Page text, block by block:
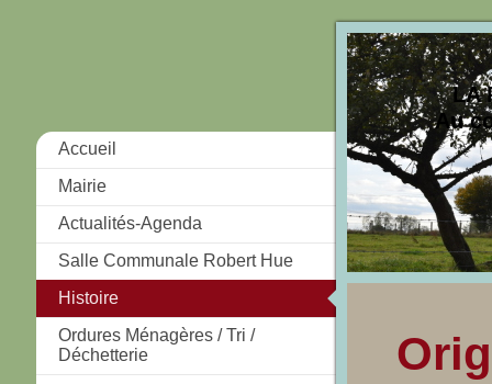
LA
Au
Accueil
Mairie
Actualités-Agenda
Salle Communale Robert Hue
Histoire
Ordures Ménagères / Tri /
Déchetterie